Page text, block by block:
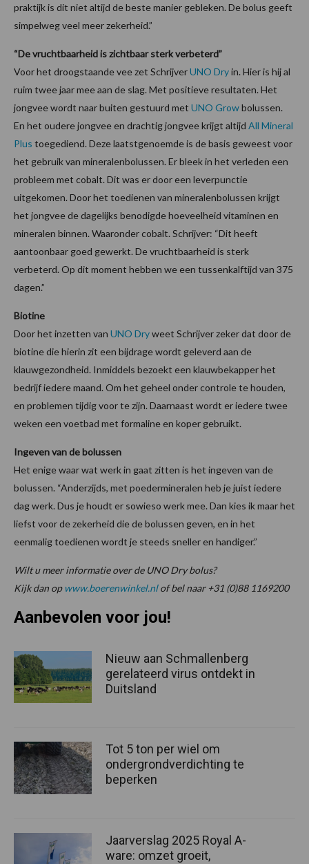
praktijk is dit niet altijd de beste manier gebleken. De bolus geeft
simpelweg veel meer zekerheid.”
“De vruchtbaarheid is zichtbaar sterk verbeterd”
Voor het droogstaande vee zet SchrijverUNO Dryin. Hier is hij al
ruim twee jaar mee aan de slag. Met positieve resultaten. Het
jongvee wordt naar buiten gestuurd met UNO Growbolussen.
En het oudere jongvee en drachtig jongvee krijgt altijd All Mineral
Plus toegediend. Deze laatstgenoemde is de basis geweest voor
het gebruik van mineralenbolussen. Er bleek in het verleden een
probleem met cobalt. Dit was er door een leverpunctie
uitgekomen. Door het toedienen van mineralenbolussen krijgt
het jongvee de dagelijks benodigde hoeveelheid vitaminen en
mineralen binnen. Waaronder cobalt. Schrijver: “Dit heeft
aantoonbaar goed gewerkt. De vruchtbaarheid is sterk
verbeterd. Op dit moment hebben we een tussenkalftijd van 375
dagen.”
Biotine
Door het inzetten van UNO Dryweet Schrijver zeker dat door de
biotine die hierin zit een bijdrage wordt geleverd aan de
klauwgezondheid. Inmiddels bezoekt een klauwbekapper het
bedrijf iedere maand. Om het geheel onder controle te houden,
en problemen tijdig voor te zijn. Daarnaast wordt er iedere twee
weken een voetbad met formaline en koper gebruikt.
Ingeven van de bolussen
Het enige waar wat werk in gaat zitten is het ingeven van de
bolussen. “Anderzijds, met poedermineralen heb je juist iedere
dag werk. Dus je houdt er sowieso werk mee. Dan kies ik maar het
liefst voor de zekerheid die de bolussen geven, en in het
eenmalig toedienen wordt je steeds sneller en handiger.”
Wilt u meer informatie over de UNO Dry bolus?
Kijk dan op www.boerenwinkel.nlof bel naar +31 (0)88 1169200
Aanbevolen voor jou!
Nieuw aan Schmallenberg
gerelateerd virus ontdekt in
Duitsland
Tot 5 ton per wiel om
ondergrondverdichting te
beperken
Jaarverslag 2025 Royal A-
ware: omzet groeit,